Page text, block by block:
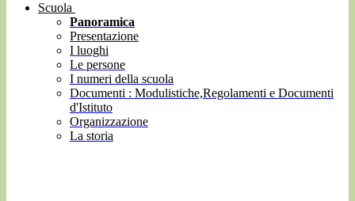
Scuola
Panoramica
Presentazione
I luoghi
Le persone
I numeri della scuola
Documenti : Modulistiche,Regolamenti e Documenti
d'Istituto
Organizzazione
La storia